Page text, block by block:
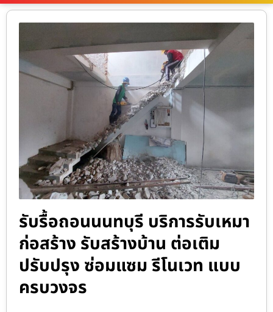
รับรื้อถอนนนทบุรี บริการรับเหมา
ก่อสร้าง รับสร้างบ้าน ต่อเติม
ปรับปรุง ซ่อมแซม รีโนเวท แบบ
ครบวงจร